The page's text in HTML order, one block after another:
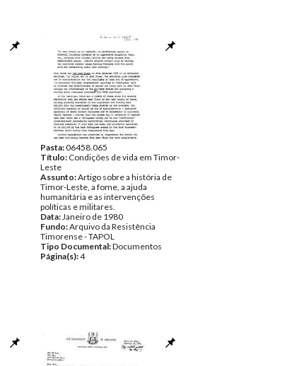
Pasta:06458.065
Título: Condições de vida em Timor-
Leste
Assunto:Artigo sobre a história de
Timor-Leste, a fome, a ajuda
humanitária e as intervenções
políticas e militares.
Data:Janeiro de 1980
Fundo:Arquivo da Resistência
Timorense - TAPOL
Tipo Documental:Documentos
Página(s):4